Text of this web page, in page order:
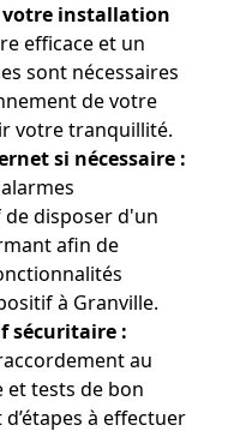
installation
efficace et un
sont nécessaires
de votre
votre tranquillité.
si nécessaire :
disposer d'un
afin de
à Granville.
sécuritaire :
au
et tests de bon
à effectuer